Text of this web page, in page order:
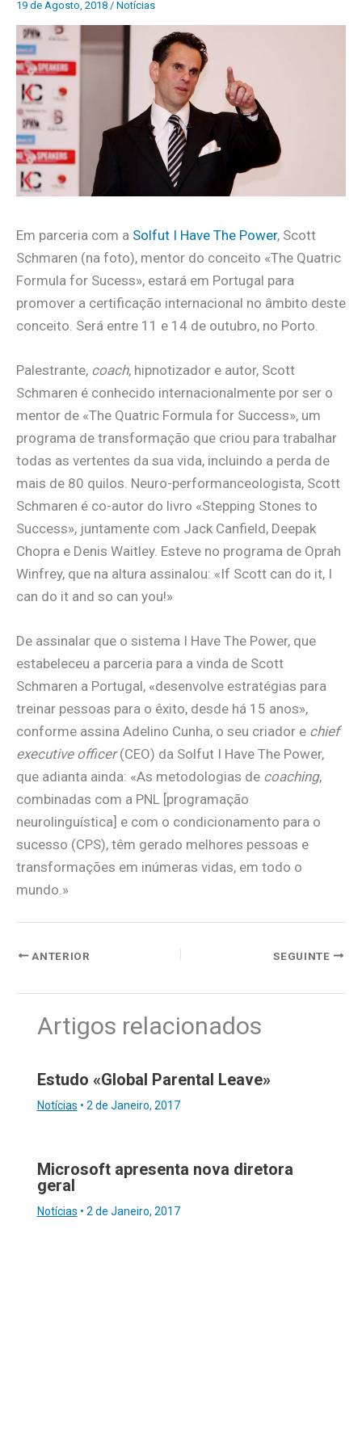
19 de Agosto, 2018 / Notícias
Em parceria com a Solfut I Have The Power, Scott
Schmaren (na foto), mentor do conceito «The Quatric
Formula for Sucess», estará em Portugal para
promover a certificação internacional no âmbito deste
conceito. Será entre 11 e 14 de outubro, no Porto.
Palestrante, coach, hipnotizador e autor, Scott
Schmaren é conhecido internacionalmente por ser o
mentor de «The Quatric Formula for Success», um
programa de transformação que criou para trabalhar
todas as vertentes da sua vida, incluindo a perda de
mais de 80 quilos. Neuro-performanceologista, Scott
Schmaren é co-autor do livro «Stepping Stones to
Success», juntamente com Jack Canfield, Deepak
Chopra e Denis Waitley. Esteve no programa de Oprah
Winfrey, que na altura assinalou: «If Scott can do it, I
can do it and so can you!»
De assinalar que o sistema I Have The Power, que
estabeleceu a parceria para a vinda de Scott
Schmaren a Portugal, «desenvolve estratégias para
treinar pessoas para o êxito, desde há 15 anos»,
conforme assina Adelino Cunha, o seu criador e chief
executive officer(CEO) da Solfut I Have The Power,
que adianta ainda: «As metodologias de coaching,
combinadas com a PNL [programação
neurolinguística] e com o condicionamento para o
sucesso (CPS), têm gerado melhores pessoas e
transformações em inúmeras vidas, em todo o
mundo.»
ANTERIOR SEGUINTE
Artigos relacionados
Estudo «Global Parental Leave»
Notícias • 2 de Janeiro, 2017
Microsoft apresenta nova diretora
geral
Notícias • 2 de Janeiro, 2017